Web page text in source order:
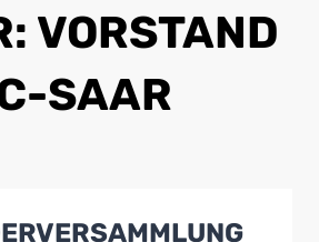
VORSTAND
SAAR